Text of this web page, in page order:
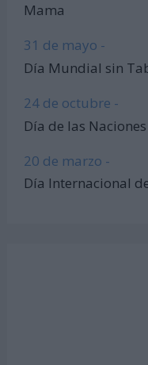
Mama
31 de mayo -
Día Mundial sin
24 de octubre -
Día de las
20 de marzo -
Día Internacional